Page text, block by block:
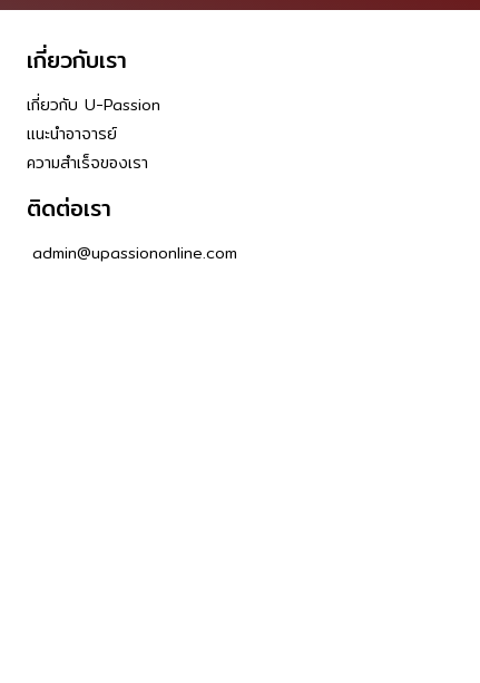
เกี่ยวกับเรา
เกี่ยวกับ U-Passion
แนะนำอาจารย์
ความสำเร็จของเรา
ติดต่อเรา
admin@upassiononline.com